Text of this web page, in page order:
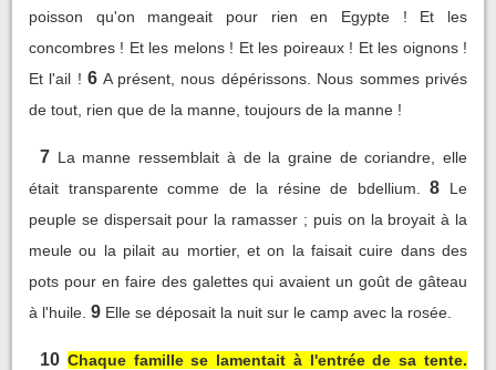
poisson qu'on mangeait pour rien en Egypte ! Et les
concombres ! Et les melons ! Et les poireaux ! Et les oignons !
Et l'ail ! 6 A présent, nous dépérissons. Nous sommes privés
de tout, rien que de la manne, toujours de la manne !
7 La manne ressemblait à de la graine de coriandre, elle
était transparente comme de la résine de bdellium.
8
Le
peuple se dispersait pour la ramasser ; puis on la broyait à la
meule ou la pilait au mortier, et on la faisait cuire dans des
pots pour en faire des galettes qui avaient un goût de gâteau
à l'huile. 9 Elle se déposait la nuit sur le camp avec la rosée.
10 Chaque famille se lamentait à l'entrée de sa tente.